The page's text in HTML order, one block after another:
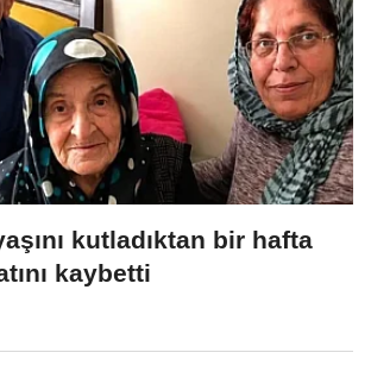
kutladıktan bir hafta
kaybetti